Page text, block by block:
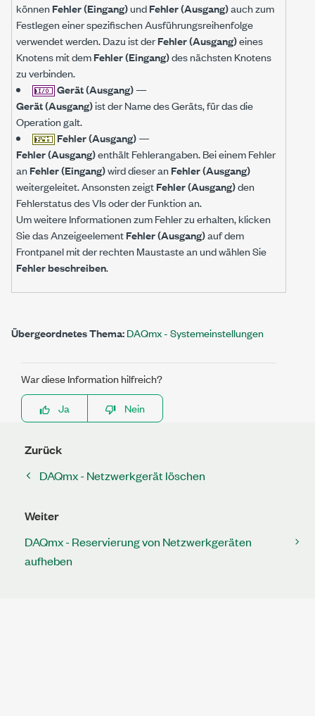
könnenFehler (Eingang)undFehler (Ausgang)auch zum
Festlegen einer spezifischen Ausführungsreihenfolge
verwendet werden. Dazu ist derFehler (Ausgang)eines
Knotens mit demFehler (Eingang)des nächsten Knotens
zu verbinden.
Gerät (Ausgang)—
Gerät (Ausgang)ist der Name des Geräts, für das die
Operation galt.
Fehler (Ausgang)—
Fehler (Ausgang)enthält Fehlerangaben. Bei einem Fehler
anFehler (Eingang)wird dieser anFehler (Ausgang)
weitergeleitet. Ansonsten zeigtFehler (Ausgang)den
Fehlerstatus des VIs oder der Funktion an.
Um weitere Informationen zum Fehler zu erhalten, klicken
Sie das AnzeigeelementFehler (Ausgang)auf dem
Frontpanel mit der rechten Maustaste an und wählen Sie
Fehler beschreiben.
Übergeordnetes Thema:DAQmx - Systemeinstellungen
War diese Information hilfreich?
Ja
Nein
Zurück
DAQmx - Netzwerkgerät löschen
Weiter
DAQmx - Reservierung von Netzwerkgeräten
aufheben